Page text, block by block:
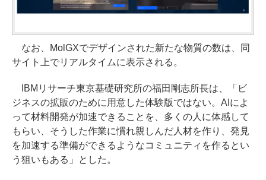
なお、MolGXでデザインされた新たな物質の数は、同
サイト上でリアルタイムに表示される。
IBMリサーチ東京基礎研究所の福田剛志所長は、「ビ
ジネスの拡販のために用意した体験版ではない。AIによ
って材料開発が加速できることを、多くの人に体感して
もらい、そうした作業に慣れ親しんだ人材を作り、発見
を加速する準備ができるようなコミュニティを作るとい
う狙いもある」とした。